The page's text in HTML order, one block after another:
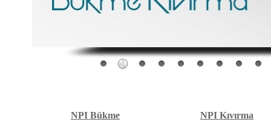
NPI Bükme NPI Kıvırma